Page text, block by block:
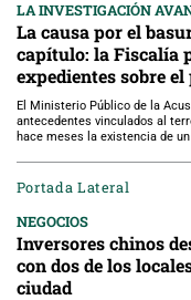
LA INVESTIGACIÓN
La causa por el
capítulo: la Fiscalía
expedientes sobre el
El Ministerio Público de la
antecedentes vinculados al
hace meses la existencia de
Portada Lateral
NEGOCIOS
Inversores chinos
con dos de los
ciudad